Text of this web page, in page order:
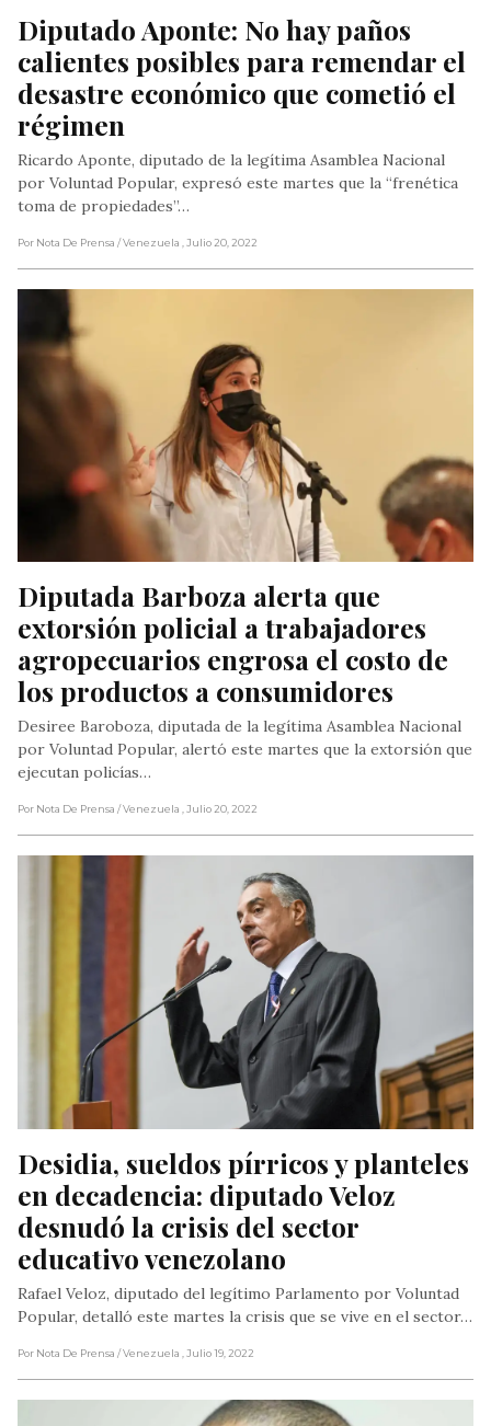
Diputado Aponte: No hay paños
calientes posibles para remendar el
desastre económico que cometió el
régimen
Ricardo Aponte, diputado de la legítima Asamblea Nacional
por Voluntad Popular, expresó este martes que la “frenética
toma de propiedades”…
Por Nota De Prensa / Venezuela , Julio 20, 2022
Diputada Barboza alerta que
extorsión policial a trabajadores
agropecuarios engrosa el costo de
los productos a consumidores
Desiree Baroboza, diputada de la legítima Asamblea Nacional
por Voluntad Popular, alertó este martes que la extorsión que
ejecutan policías…
Por Nota De Prensa / Venezuela , Julio 20, 2022
Desidia, sueldos pírricos y planteles
en decadencia: diputado Veloz
desnudó la crisis del sector
educativo venezolano
Rafael Veloz, diputado del legítimo Parlamento por Voluntad
Popular, detalló este martes la crisis que se vive en el sector…
Por Nota De Prensa / Venezuela , Julio 19, 2022